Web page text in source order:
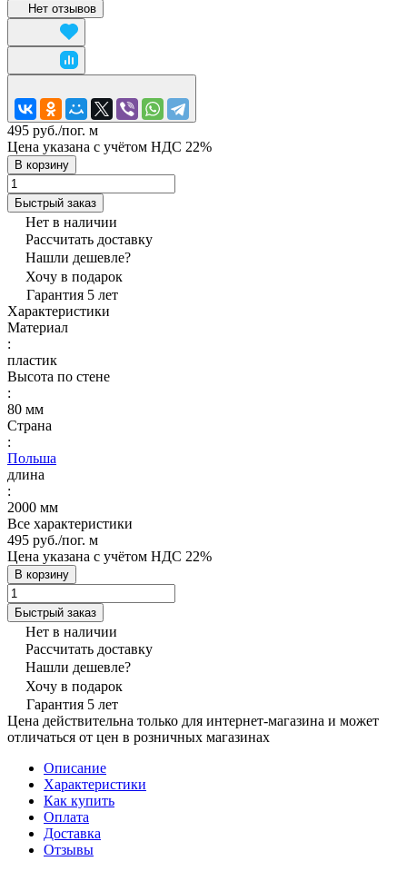
Нет отзывов
495 руб./пог. м
Цена указана с учётом НДС 22%
В корзину
Быстрый заказ
Нет в наличии
Рассчитать доставку
Нашли дешевле?
Хочу в подарок
Гарантия 5 лет
Характеристики
Материал
:
пластик
Высота по стене
:
80 мм
Страна
:
Польша
длина
:
2000 мм
Все характеристики
495 руб./пог. м
Цена указана с учётом НДС 22%
В корзину
Быстрый заказ
Нет в наличии
Рассчитать доставку
Нашли дешевле?
Хочу в подарок
Гарантия 5 лет
Цена действительна только для интернет-магазина и может
отличаться от цен в розничных магазинах
Описание
Характеристики
Как купить
Оплата
Доставка
Отзывы